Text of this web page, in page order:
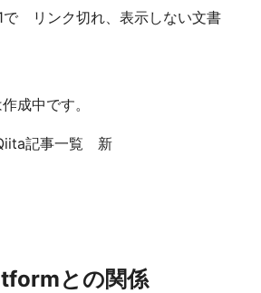
リンク切れ、表示しない文書
成中です。
記事一覧 新
との関係